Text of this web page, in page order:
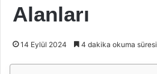
Alanları
14 Eylül 2024 4 dakika okuma süresi